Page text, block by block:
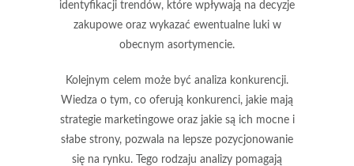
identyfikacji trendów, które wpływają na decyzje
zakupowe oraz wykazać ewentualne luki w
obecnym asortymencie.
Kolejnym celem może być analiza konkurencji.
Wiedza o tym, co oferują konkurenci, jakie mają
strategie marketingowe oraz jakie są ich mocne i
słabe strony, pozwala na lepsze pozycjonowanie
się na rynku. Tego rodzaju analizy pomagają